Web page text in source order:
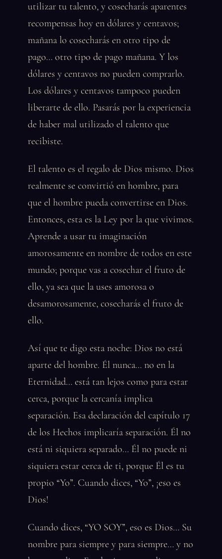
utilizar tu talento, y cosecharás aparentes
recompensas hoy en dólares y centavos;
mañana lo cosecharás en otro tipo de
pago… otro tipo de pago mañana. Y los
dólares y centavos no pueden comprarlo.
Los dólares y centavos tampoco pueden
liberarte de ello. Pasarás por la experiencia
de haber mal utilizado el talento que
recibiste.
El talento es el regalo de Dios mismo. Dios
realmente se convirtió en hombre, para
que el hombre pueda convertirse en Dios.
Entonces, esta es la Ley por la que vivimos.
Aprende a usar tu imaginación
amorosamente en nombre de todos en este
mundo; porque vas a cosechar el fruto de
ello, ya sea que la uses amorosa o
desamorosamente, cosecharás el fruto de
ello.
Así que te digo esta noche: Dios no está
aparte del hombre. Él nunca… no en la
Eternidad… está tan lejos como para estar
cerca, porque la cercanía implica
separación. Esa declaración del capítulo 17
de los Hechos implicaría separación. Él no
está ni siquiera separado… Él no puede ni
siquiera estar cerca de ti, porque Él es tu
propio “Yo”. Cuando dices, “Yo”, ¡eso es
Dios!
Cuando dices, “YO SOY”, eso es Dios… Su
nombre para siempre y para siempre… y no